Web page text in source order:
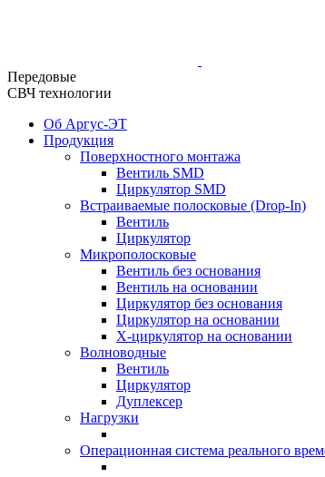
Передовые
СВЧ технологии
Об Аргус-ЭТ
Продукция
Поверхностного монтажа
Вентиль SMD
Циркулятор SMD
Встраиваемые полосковые (Drop-In)
Вентиль
Циркулятор
Микрополосковые
Вентиль без основания
Вентиль на основании
Циркулятор без основания
Циркулятор на основании
Х-циркулятор на основании
Волноводные
Вентиль
Циркулятор
Дуплексер
Нагрузки
Операционная система реального